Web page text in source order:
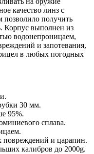
качество линз с
получить
Корпус выполнен из
водонепроницаем,
и запотевания,
в любых погодных
30 мм.
95%.
сплава.
повреждений и царапин.
калибров до 2000g.